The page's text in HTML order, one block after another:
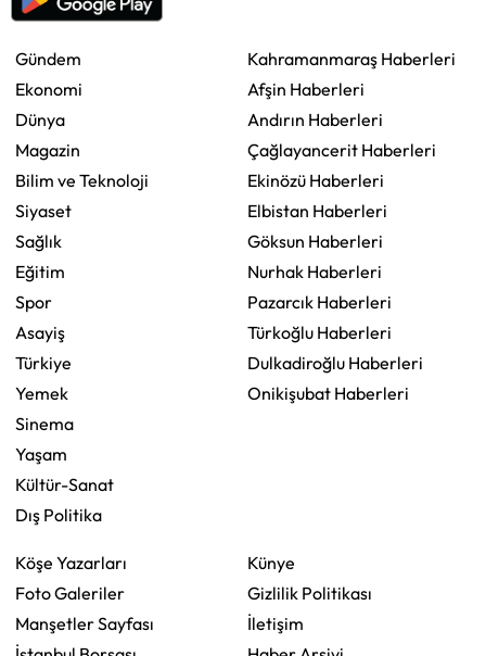
Gündem
Ekonomi
Dünya
Magazin
Bilim ve Teknoloji
Siyaset
Sağlık
Eğitim
Spor
Asayiş
Türkiye
Yemek
Sinema
Yaşam
Kültür-Sanat
Dış Politika
Kahramanmaraş Haberleri
Afşin Haberleri
Andırın Haberleri
Çağlayancerit Haberleri
Ekinözü Haberleri
Elbistan Haberleri
Göksun Haberleri
Nurhak Haberleri
Pazarcık Haberleri
Türkoğlu Haberleri
Dulkadiroğlu Haberleri
Onikişubat Haberleri
Köşe Yazarları
Foto Galeriler
Manşetler Sayfası
Künye
Gizlilik Politikası
İletişim